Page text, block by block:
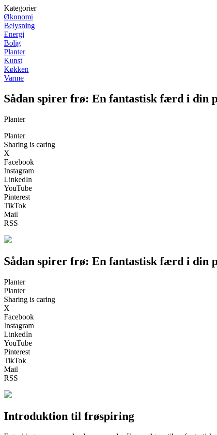
Kategorier
Økonomi
Belysning
Energi
Bolig
Planter
Kunst
Køkken
Varme
Sådan spirer frø: En fantastisk færd i din
Planter
Planter
Sharing is caring
X
Facebook
Instagram
LinkedIn
YouTube
Pinterest
TikTok
Mail
RSS
Sådan spirer frø: En fantastisk færd i din
Planter
Planter
Sharing is caring
X
Facebook
Instagram
LinkedIn
YouTube
Pinterest
TikTok
Mail
RSS
Introduktion til frøspiring